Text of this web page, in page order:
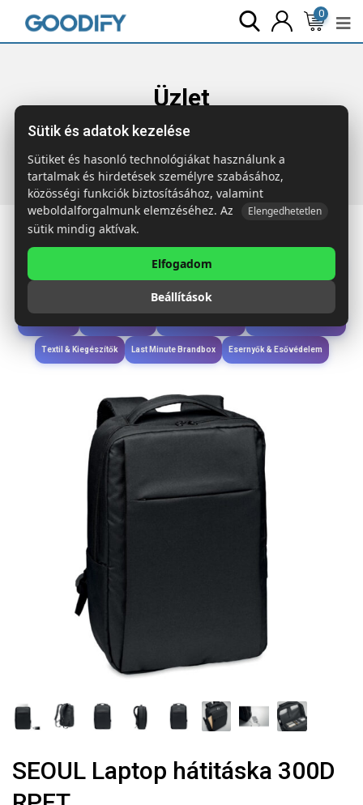
0
Üzlet
Főoldal Termékek Táskák & Utazás
hátitáska 300D RPET
Étkezés & Ivás
Wellness & Ápolás
Textil & Kiegészítők Last Minute Brandbox Esernyők & Esővédelem
SEOUL Laptop hátitáska 300D
Sütik és adatok kezelése
Sütiket és hasonló technológiákat használunk a
tartalmak és hirdetések személyre szabásához,
közösségi funkciók biztosításához, valamint
weboldalforgalmunk elemzéséhez. Az
Elengedhetetlen
sütik mindig aktívak.
Elfogadom
Beállítások